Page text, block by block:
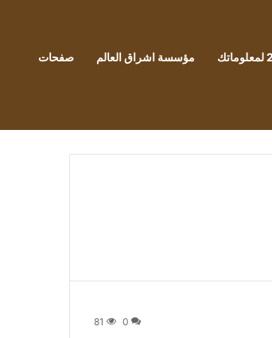
مؤسسة اشراق العالم صفحات
0
81